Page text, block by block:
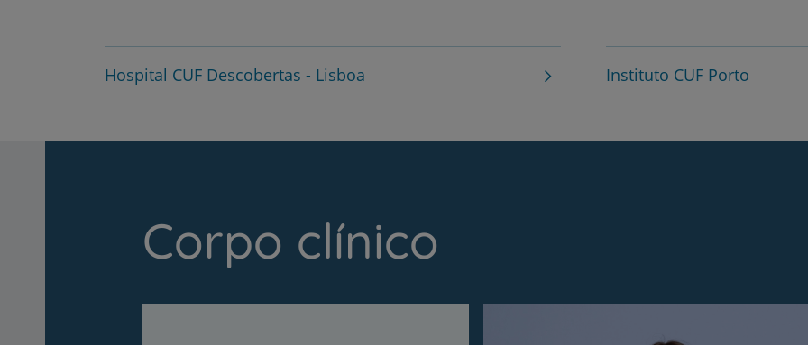
Prevenção e bem-
Hospital CUF Descobertas - Lisboa Instituto CUF Porto
Corpo clínico